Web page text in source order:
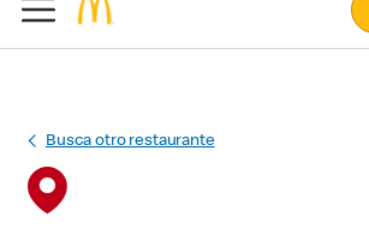
Busca otro restaurante